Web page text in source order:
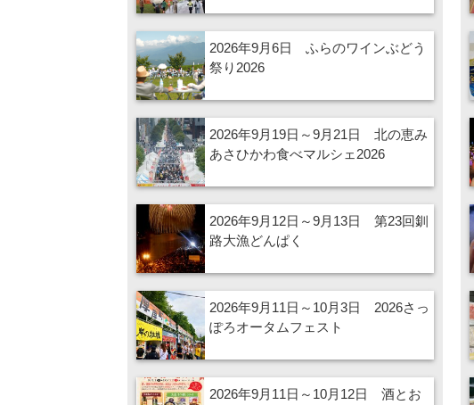
2026年9月6日 ふらのワインぶどう
祭り2026
2026年9月19日～9月21日 北の恵み
あさひかわ食べマルシェ2026
2026年9月12日～9月13日 第23回釧
路大漁どんぱく
2026年9月11日～10月3日 2026さっ
ぽろオータムフェスト
2026年9月11日～10月12日 酒とお